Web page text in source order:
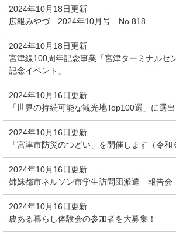
2024年10月18日更新
広報みやづ 2024年10月号 No.818
2024年10月18日更新
宮津線100周年記念事業「宮津ターミナルセ
記念イベント」
2024年10月16日更新
「世界の持続可能な観光地Top100選」に選出
2024年10月16日更新
「宮津市防災のつどい」を開催します（令和
2024年10月16日更新
姉妹都市ネルソン市学生訪問団派遣 報告会
2024年10月16日更新
農ある暮らし体験会の参加者を大募集！